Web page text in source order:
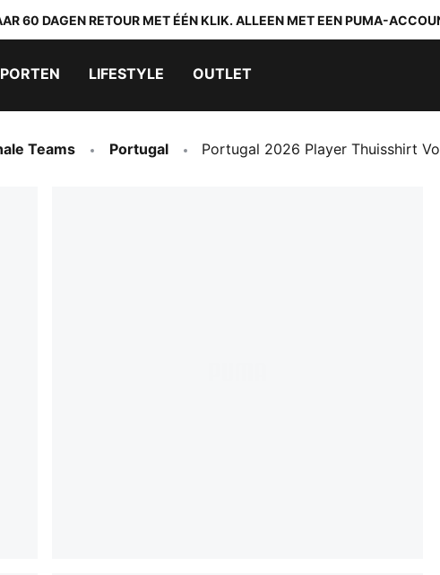
60 DAGEN RETOUR MET ÉÉN KLIK. ALLEEN MET EEN PUMA-
LIFESTYLE OUTLET
Teams Portugal Portugal 2026 Player Thuisshirt